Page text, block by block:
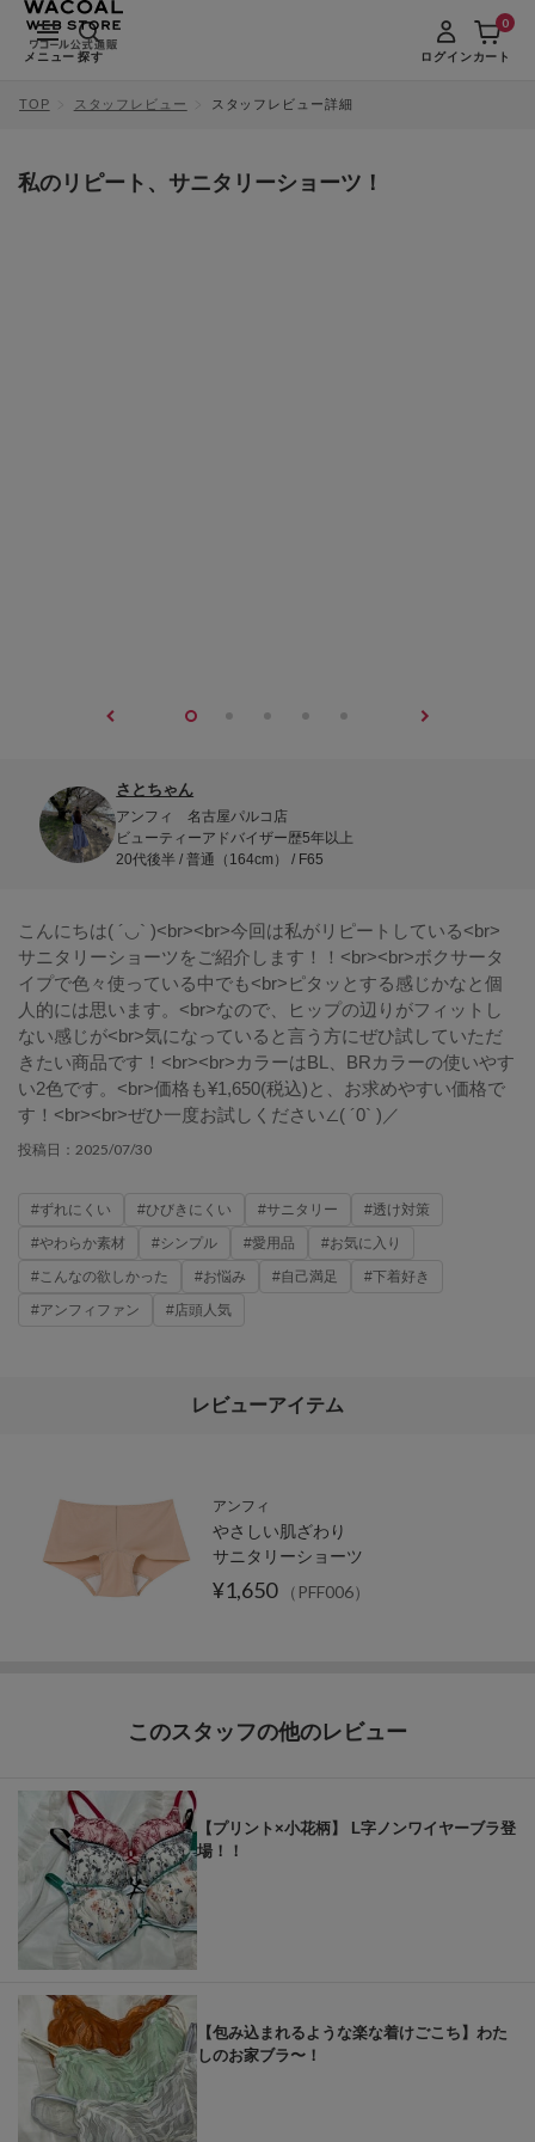
メニュー 探す ログインカート
0
TOP スタッフレビュー スタッフレビュー詳細
私のリピート、サニタリーショーツ！
さとちゃん
アンフィ 名古屋パルコ店
ビューティーアドバイザー歴5年以上
20代後半 / 普通（164cm） / F65
こんにちは( ´◡` )<br><br>今回は私がリピートしている<br>
サニタリーショーツをご紹介します！！<br>⁡<br>ボクサータ
イプで色々使っている中でも<br>ピタッとする感じかなと個
人的には思います。<br>なので、ヒップの辺りがフィットし
ない感じが<br>気になっていると言う方にぜひ試していただ
きたい商品です！<br>⁡<br>カラーはBL、BRカラーの使いやす
い2色です。<br>価格も¥1,650(税込)と、お求めやすい価格で
す！<br>⁡<br>ぜひ一度お試しください∠( ´0` )／
投稿日： 2025/07/30
#ずれにくい #ひびきにくい #サニタリー
#透け対策
#やわらか素材
#シンプル #愛用品
#お気に入り
#こんなの欲しかった
#お悩み #自己満足
#下着好き
#アンフィファン
#店頭人気
レビューアイテム
アンフィ
やさしい肌ざわり
サニタリーショーツ
¥1,650 （PFF006）
このスタッフの他のレビュー
【プリント×小花柄】 L字ノンワイヤーブラ登
場！！
【包み込まれるような楽な着けごこち】わた
しのお家ブラ〜！